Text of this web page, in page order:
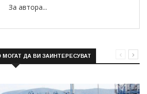
За автора...
МОГАТ ДА ВИ ЗАИНТЕРЕСУВАТ